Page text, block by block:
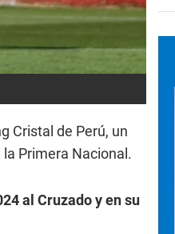
Cristal de Perú, un
Primera Nacional.
al Cruzado y en su